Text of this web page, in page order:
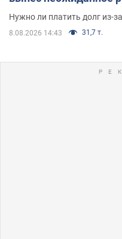
Нужно ли платить долг из-
8.08.2026 14:43 31,7 т.